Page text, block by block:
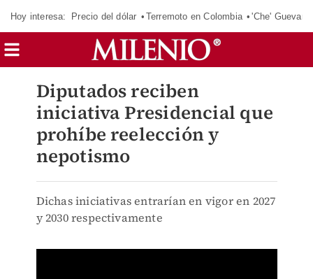
Hoy interesa: Precio del dólar Terremoto en Colombia 'Che' Guevara
Diputados reciben
iniciativa Presidencial que
prohíbe reelección y
nepotismo
Dichas iniciativas entrarían en vigor en 2027
y 2030 respectivamente